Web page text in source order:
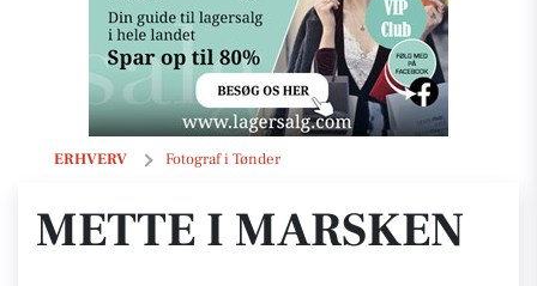
ERHVERV Fotograf i Tønder
Mette i marsken
METTE I MARSKEN